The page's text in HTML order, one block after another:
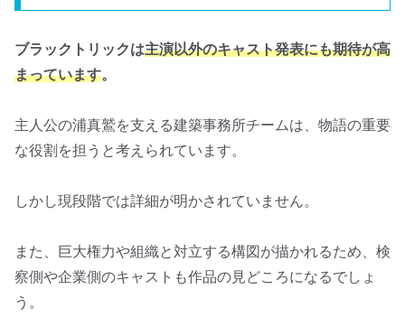
ブラックトリックは主演以外のキャスト発表にも期待が高
まっています。
主人公の浦真鷲を支える建築事務所チームは、物語の重要
な役割を担うと考えられています。
しかし現段階では詳細が明かされていません。
また、巨大権力や組織と対立する構図が描かれるため、検
察側や企業側のキャストも作品の見どころになるでしょ
う。